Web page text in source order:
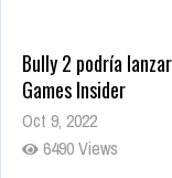
Bully 2 podría
Games Insider
Oct 9, 2022
6490 Views